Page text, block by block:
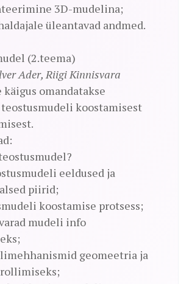
3D-mudelina;
üleantavad andmed.
(2.teema)
Ader, Riigi Kinnisvara
omandatakse
koostamisest
eeldused ja
piirid;
koostamise protsess;
mudeli info
geomeetria ja